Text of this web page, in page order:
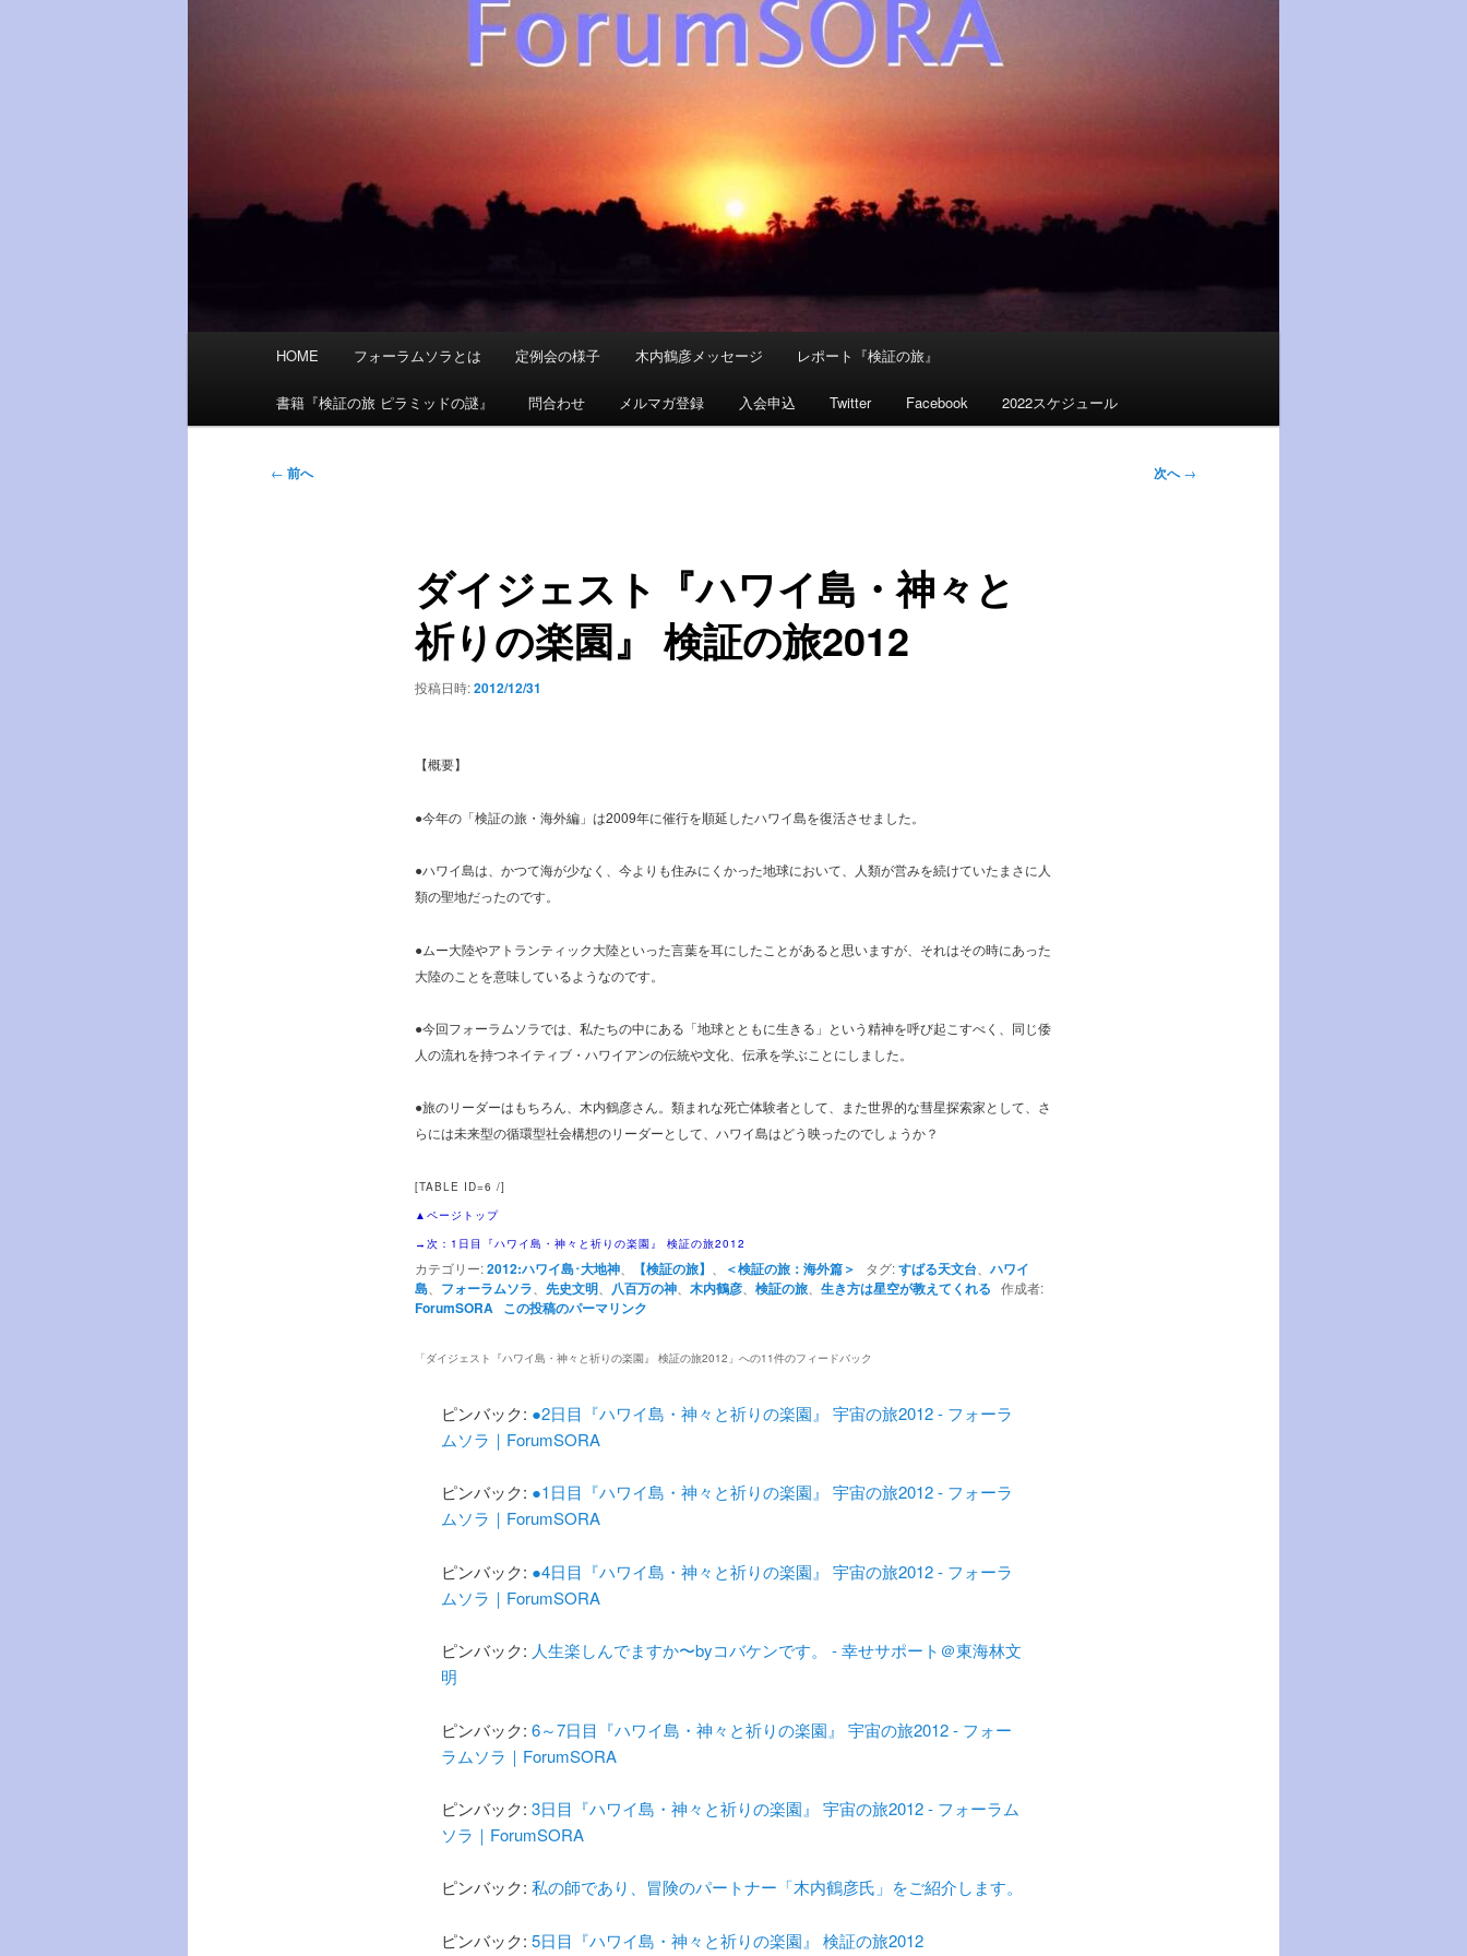
メ
HOME フォーラムソラとは 定例会の様子 木内鶴彦メッセージ レポート『検証の旅』
書籍『検証の旅 ピラミッドの謎』 問合わせ メルマガ登録 入会申込 Twitter Facebook 2022スケジュール
投
← 前へ 次へ→
ダイジェスト『ハワイ島・神々と
祈りの楽園』 検証の旅2012
投稿日時:2012/12/31
【概要】
●今年の「検証の旅・海外編」は2009年に催行を順延したハワイ島を復活させました。
●ハワイ島は、かつて海が少なく、今よりも住みにくかった地球において、人類が営みを続けていたまさに人
類の聖地だったのです。
●ムー大陸やアトランティック大陸といった言葉を耳にしたことがあると思いますが、それはその時にあった
大陸のことを意味しているようなのです。
●今回フォーラムソラでは、私たちの中にある「地球とともに生きる」という精神を呼び起こすべく、同じ倭
人の流れを持つネイティブ・ハワイアンの伝統や文化、伝承を学ぶことにしました。
●旅のリーダーはもちろん、木内鶴彦さん。類まれな死亡体験者として、また世界的な彗星探索家として、さ
らには未来型の循環型社会構想のリーダーとして、ハワイ島はどう映ったのでしょうか？
[TABLE ID=6 /]
▲ページトップ
→ 次：1日目『ハワイ島・神々と祈りの楽園』 検証の旅2012
カテゴリー:2012:ハワイ島･大地神、 【検証の旅】 ＜検証の旅：海外篇＞ タグ:すばる天文台、 ハワイ
島、 フォーラムソラ 先史文明、 八百万の神、 木内鶴彦、 検証の旅、 生き方は星空が教えてくれる 作成者:
ForumSORA この投稿のパーマリンク
「ダイジェスト『ハワイ島・神々と祈りの楽園』 検証の旅2012 」への11件のフィードバック
ピンバック: ●2日目『ハワイ島・神々と祈りの楽園』 宇宙の旅2012 - フォーラ
ムソラ｜ForumSORA
ピンバック: ●1日目『ハワイ島・神々と祈りの楽園』 宇宙の旅2012 - フォーラ
ムソラ｜ForumSORA
ピンバック: ●4日目『ハワイ島・神々と祈りの楽園』 宇宙の旅2012 - フォーラ
ムソラ｜ForumSORA
ピンバック: 人生楽しんでますか〜byコバケンです。 - 幸せサポート＠東海林文
明
ピンバック:6～7日目『ハワイ島・神々と祈りの楽園』 宇宙の旅2012 - フォー
ラムソラ｜ForumSORA
ピンバック:3日目『ハワイ島・神々と祈りの楽園』 宇宙の旅2012 - フォーラム
ソラ｜ForumSORA
ピンバック:私の師であり、冒険のパートナー「木内鶴彦氏」をご紹介します。
ピンバック:5日目『ハワイ島・神々と祈りの楽園』 検証の旅2012